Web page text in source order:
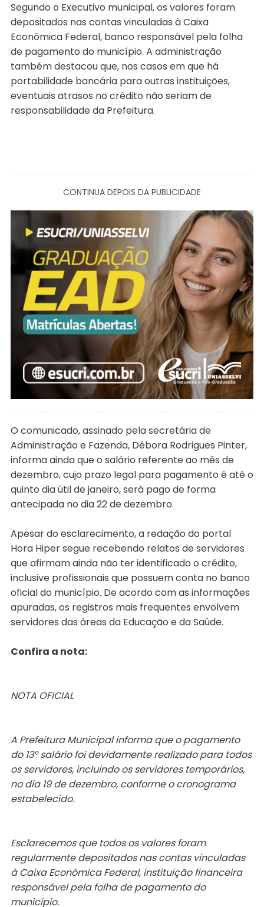
Segundo o Executivo municipal, os valores foram
depositados nas contas vinculadas à Caixa
Econômica Federal, banco responsável pela folha
de pagamento do município. A administração
também destacou que, nos casos em que há
portabilidade bancária para outras instituições,
eventuais atrasos no crédito não seriam de
responsabilidade da Prefeitura.
CONTINUA DEPOIS DA PUBLICIDADE
O comunicado, assinado pela secretária de
Administração e Fazenda, Débora Rodrigues Pinter,
informa ainda que o salário referente ao mês de
dezembro, cujo prazo legal para pagamento é até o
quinto dia útil de janeiro, será pago de forma
antecipada no dia 22 de dezembro.
Apesar do esclarecimento, a redação do portal
Hora Hiper segue recebendo relatos de servidores
que afirmam ainda não ter identificado o crédito,
inclusive profissionais que possuem conta no banco
oficial do município. De acordo com as informações
apuradas, os registros mais frequentes envolvem
servidores das áreas da Educação e da Saúde.
Confira a nota:
NOTA OFICIAL
A Prefeitura Municipal informa que o pagamento
do 13º salário foi devidamente realizado para todos
os servidores, incluindo os servidores temporários,
no dia 19 de dezembro, conforme o cronograma
estabelecido.
Esclarecemos que todos os valores foram
regularmente depositados nas contas vinculadas
à Caixa Econômica Federal, instituição financeira
responsável pela folha de pagamento do
município.